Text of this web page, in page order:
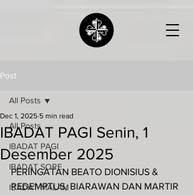
Post
All Posts
IBADAT PAGI
IBADAT SORE
IBADAT MALAM
All Posts
IBADAT PAGI Senin, 1
Desember 2025
Dec 1, 2025 5 min read
PERINGATAN BEATO DIONISIUS &
REDEMPTUS, BIARAWAN DAN MARTIR